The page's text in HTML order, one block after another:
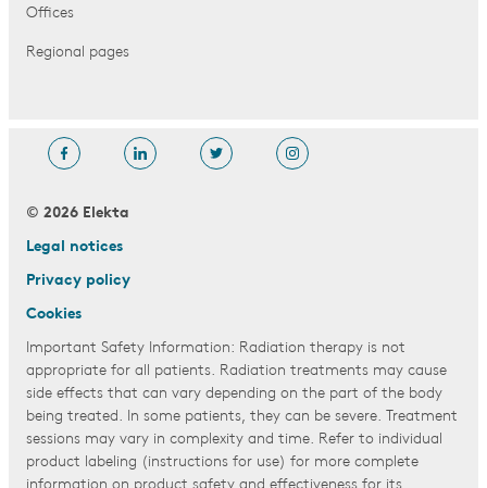
Offices
Regional pages
© 2026 Elekta
Legal notices
Privacy policy
Cookies
Important Safety Information: Radiation therapy is not
appropriate for all patients. Radiation treatments may cause
side effects that can vary depending on the part of the body
being treated. In some patients, they can be severe. Treatment
sessions may vary in complexity and time. Refer to individual
product labeling (instructions for use) for more complete